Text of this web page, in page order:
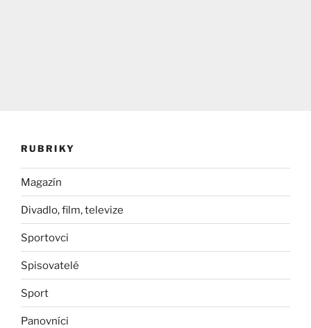
RUBRIKY
Magazín
Divadlo, film, televize
Sportovci
Spisovatelé
Sport
Panovníci